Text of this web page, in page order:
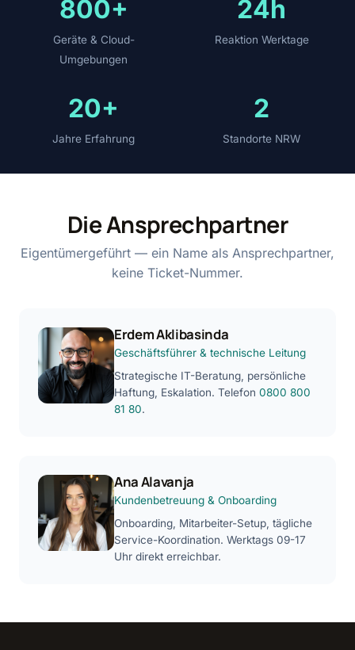
800+
Geräte & Cloud-
Umgebungen
24h
Reaktion Werktage
20+
Jahre Erfahrung
2
Standorte NRW
Die Ansprechpartner
Eigentümergeführt — ein Name als Ansprechpartner,
keine Ticket-Nummer.
Erdem Aklibasinda
Geschäftsführer & technische Leitung
Strategische IT-Beratung, persönliche
Haftung, Eskalation. Telefon 0800 800
81 80.
Ana Alavanja
Kundenbetreuung & Onboarding
Onboarding, Mitarbeiter-Setup, tägliche
Service-Koordination. Werktags 09-17
Uhr direkt erreichbar.